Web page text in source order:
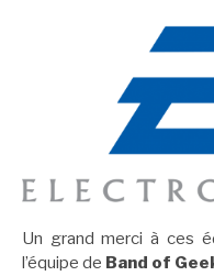
Un grand merci à ces
l’équipe de Band of